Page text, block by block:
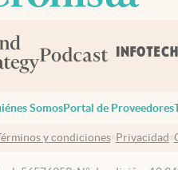
SomosPortal de Proveedores
y condiciones Privacidad